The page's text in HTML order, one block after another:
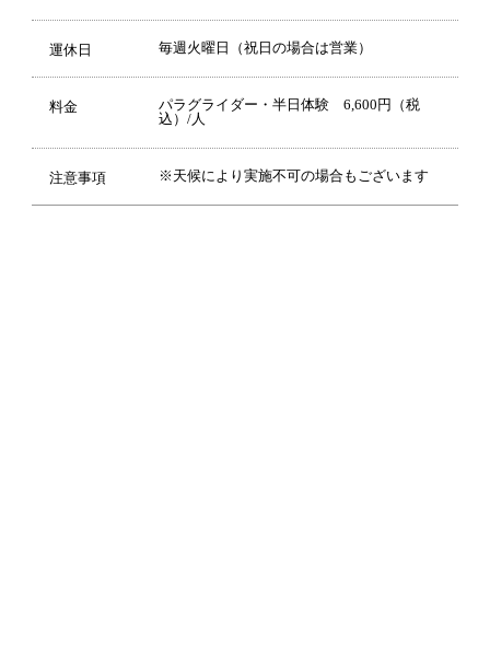
運休日 毎週火曜日（祝日の場合は営業）
料金
パラグライダー・半日体験 6,600円（税
込）/人
注意事項 ※天候により実施不可の場合もございます